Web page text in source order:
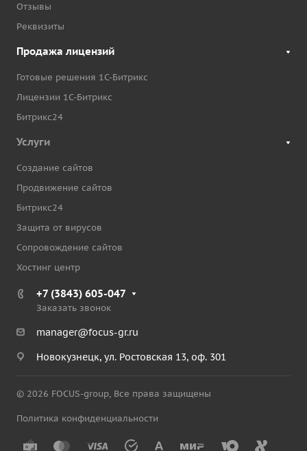
Отзывы
Реквизиты
Продажа лицензий
Готовые решения 1С-Битрикс
Лицензии 1С-Битрикс
Битрикс24
Услуги
Создание сайтов
Продвижение сайтов
Битрикс24
Защита от вирусов
Сопровождение сайтов
Хостинг центр
+7 (3843) 605-047
Заказать звонок
manager@focus-gr.ru
Новокузнецк, ул. Ростовская 13, оф. 301
© 2026 FOCUS-group, Все права защищены
Политика конфиденциальности